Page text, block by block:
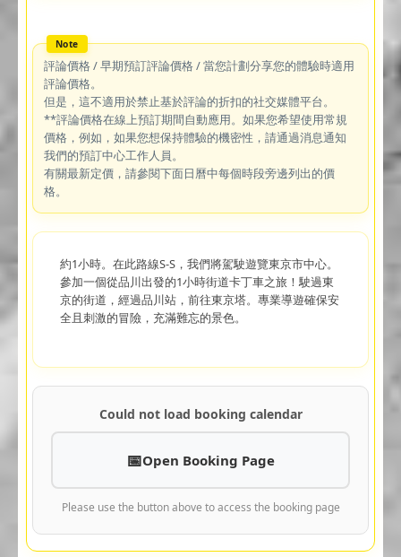
評論價格 / 早期預訂評論價格 / 當您計劃分享您的體驗時適用
評論價格。
但是，這不適用於禁止基於評論的折扣的社交媒體平台。
**評論價格在線上預訂期間自動應用。如果您希望使用常規
價格，例如，如果您想保持體驗的機密性，請通過消息通知
我們的預訂中心工作人員。
有關最新定價，請參閱下面日曆中每個時段旁邊列出的價
格。
約1小時。在此路線S-S，我們將駕駛遊覽東京市中心。
參加一個從品川出發的1小時街道卡丁車之旅！駛過東
京的街道，經過品川站，前往東京塔。專業導遊確保安
全且刺激的冒險，充滿難忘的景色。
Could not load booking calendar
Open Booking Page
Please use the button above to access the booking page